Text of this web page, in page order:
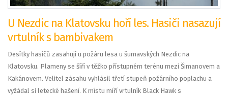
U Nezdic na Klatovsku hoří les. Hasiči nasazují
vrtulník s bambivakem
Desítky hasičů zasahují u požáru lesa u šumavských Nezdic na
Klatovsku. Plameny se šíří v těžko přístupném terénu mezi Šimanovem a
Kakánovem. Velitel zásahu vyhlásil třetí stupeň požárního poplachu a
vyžádal si letecké hašení. K místu míří vrtulník Black Hawk s